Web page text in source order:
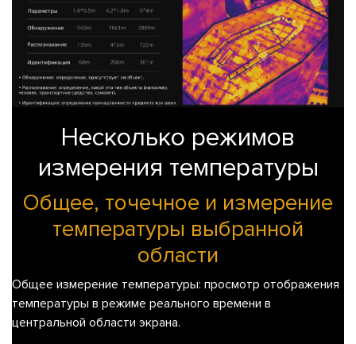
Несколько режимов
измерения температуры
Общее, точечное и измерение
температуры выбранной
области
Общее измерение температуры: просмотр отображения
температуры в режиме реального времени в
центральной области экрана.